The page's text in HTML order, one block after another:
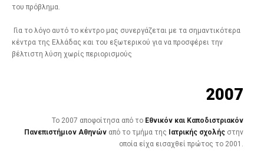
του πρόβλημα.
Για το λόγο αυτό το κέντρο μας συνεργάζεται με τα σημαντικότερα
κέντρα της Ελλάδας και του εξωτερικού για να προσφέρει την
βέλτιστη λύση χωρίς περιορισμούς
2007
Το 2007 αποφοίτησα από το Εθνικόν και Καποδιστριακόν
Πανεπιστήμιον Αθηνών από το τμήμα της Ιατρικής σχολής στην
οποία είχα εισαχθεί πρώτος το 2001.